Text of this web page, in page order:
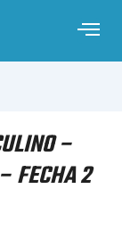
–
FECHA 2